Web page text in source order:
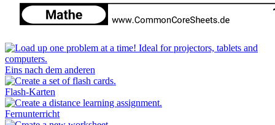
Eins nach dem anderen
Flash-Karten
Fernunterricht